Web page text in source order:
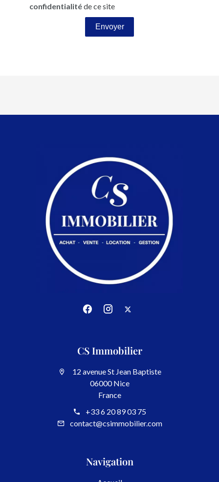
confidentialitéde ce site
Envoyer
CS Immobilier
12 avenue St Jean Baptiste
06000 Nice
France
+33 6 20 89 03 75
contact@csimmobilier.com
Navigation